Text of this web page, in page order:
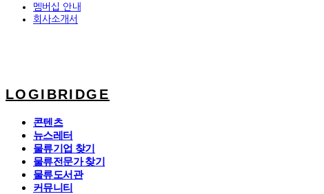
멤버십 안내
회사소개서
LOGIBRIDGE
콘텐츠
뉴스레터
물류기업 찾기
물류전문가 찾기
물류도서관
커뮤니티